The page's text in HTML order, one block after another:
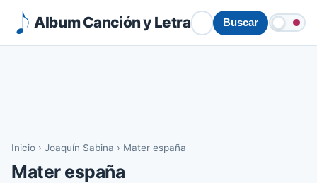
Album Canción y Letra Buscar
Inicio › Joaquín Sabina › Mater españa
Mater españa